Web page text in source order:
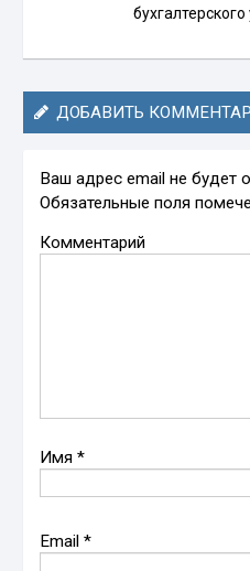
ДОБАВИТЬ
Ваш адрес email не будет
Обязательные поля
Комментарий
Имя*
Email*